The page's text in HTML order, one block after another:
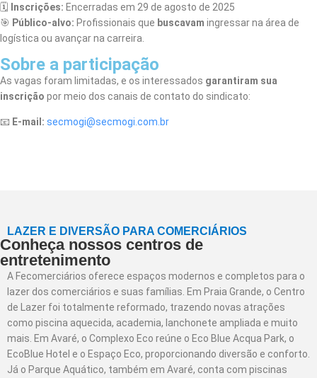
🗓️
Inscrições: Encerradas em 29 de agosto de 2025
🎯 Público-alvo: Profissionais que buscavam ingressar na área de
logística ou avançar na carreira.
Sobre a participação
As vagas foram limitadas, e os interessados garantiram sua
inscrição por meio dos canais de contato do sindicato:
📧 E-mail: secmogi@secmogi.com.br
LAZER E DIVERSÃO PARA COMERCIÁRIOS
Conheça nossos centros de
entretenimento
A Fecomerciários oferece espaços modernos e completos para o
lazer dos comerciários e suas famílias. Em Praia Grande, o Centro
de Lazer foi totalmente reformado, trazendo novas atrações
como piscina aquecida, academia, lanchonete ampliada e muito
mais. Em Avaré, o Complexo Eco reúne o Eco Blue Acqua Park, o
EcoBlue Hotel e o Espaço Eco, proporcionando diversão e conforto.
Já o Parque Aquático, também em Avaré, conta com piscinas